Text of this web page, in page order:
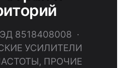
8518408008 ·
УСИЛИТЕЛИ
ПРОЧИЕ